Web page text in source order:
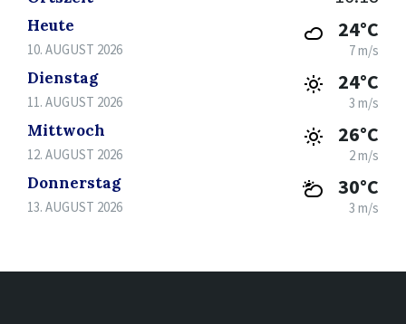
Heute
10. AUGUST 2026
24°C
7 m/s
Dienstag
11. AUGUST 2026
24°C
3 m/s
Mittwoch
12. AUGUST 2026
26°C
2 m/s
Donnerstag
13. AUGUST 2026
30°C
3 m/s